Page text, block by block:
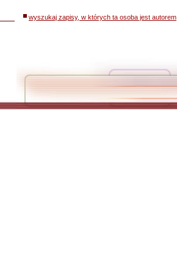
wyszukaj zapisy, w których ta osoba jest autorem